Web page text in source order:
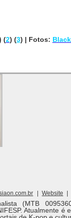
(2) (3) | Fotos:
| Website |
(MTB
Atualmente é